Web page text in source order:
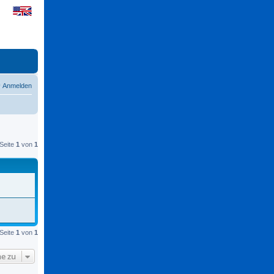
Anmelden
1 von 1
1 von 1
zu